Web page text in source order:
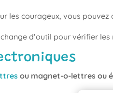
les courageux, vous
d’outil pour vérifier
ou magnet-o-lettres ou